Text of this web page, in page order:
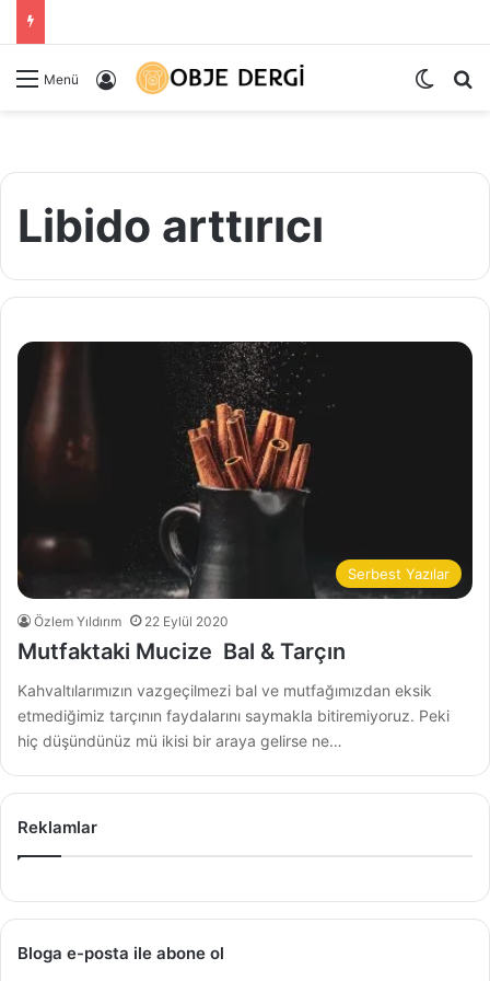
Menü Kayıt Ol Dış
Libido arttırıcı
Serbest Yazılar
Özlem Yıldırım 22 Eylül 2020
Mutfaktaki Mucize Bal & Tarçın
Kahvaltılarımızın vazgeçilmezi bal ve mutfağımızdan eksik
etmediğimiz tarçının faydalarını saymakla bitiremiyoruz. Peki
hiç düşündünüz mü ikisi bir araya gelirse ne…
Reklamlar
Bloga e-posta ile abone ol